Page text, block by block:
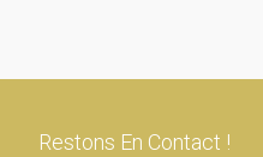
Restons En Contact !